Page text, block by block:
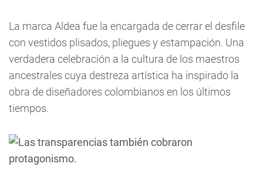
La marca Aldea fue la encargada de cerrar el desfile
con vestidos plisados, pliegues y estampación. Una
verdadera celebración a la cultura de los maestros
ancestrales cuya destreza artística ha inspirado la
obra de diseñadores colombianos en los últimos
tiempos.